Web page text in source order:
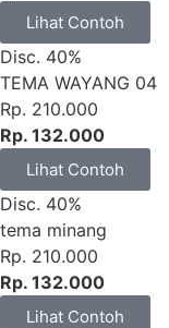
Lihat Contoh
Disc. 40%
TEMA WAYANG 04
Rp. 210.000
Rp. 132.000
Lihat Contoh
Disc. 40%
tema minang
Rp. 210.000
Rp. 132.000
Lihat Contoh